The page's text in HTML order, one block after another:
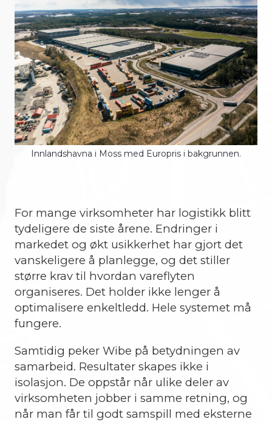
Innlandshavna i Moss med Europris i bakgrunnen.
For mange virksomheter har logistikk blitt
tydeligere de siste årene. Endringer i
markedet og økt usikkerhet har gjort det
vanskeligere å planlegge, og det stiller
større krav til hvordan vareflyten
organiseres. Det holder ikke lenger å
optimalisere enkeltledd. Hele systemet må
fungere.
Samtidig peker Wibe på betydningen av
samarbeid. Resultater skapes ikke i
isolasjon. De oppstår når ulike deler av
virksomheten jobber i samme retning, og
når man får til godt samspill med eksterne